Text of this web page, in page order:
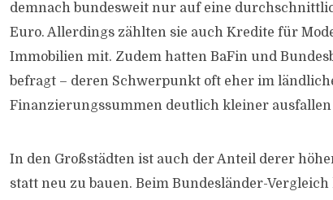
demnach bundesweit nur auf eine
Euro. Allerdings zählten sie auch Kredite für
Immobilien mit. Zudem hatten BaFin und
befragt – deren Schwerpunkt oft eher im
Finanzierungssummen deutlich kleiner ausfallen
In den Großstädten ist auch der Anteil derer
statt neu zu bauen. Beim Bundesländer-